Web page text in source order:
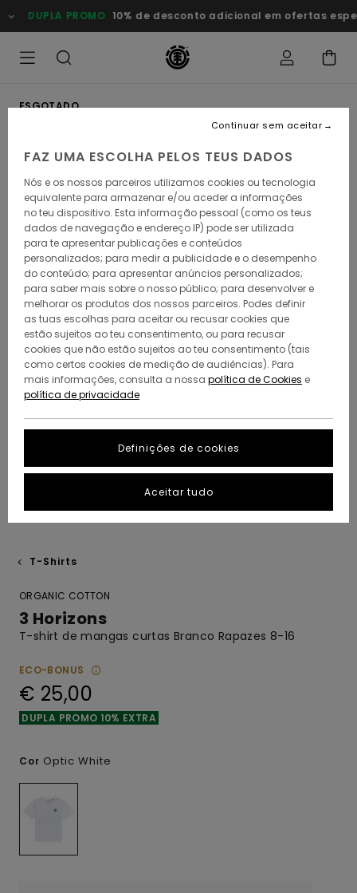
para
a
DUPLA PROMO 10% de desconto adicional em ofertas
ESGOTADO
T-Shirts
ORGANIC COTTON
3 Horizons
T-shirt de mangas curtas Branco Rapazes 8-16
ECO-BONUS
€ 25,00
DUPLA PROMO 10% EXTRA
Cor Optic White
FAZ UMA ESCOLHA PELOS TEUS DADOS
Nós e os nossos parceiros utilizamos cookies ou tecnologia
equivalente para armazenar e/ou aceder a informações
no teu dispositivo. Esta informação pessoal (como os teus
dados de navegação e endereço IP) pode ser utilizada
para te apresentar publicações e conteúdos
personalizados; para medir a publicidade e o desempenho
do conteúdo; para apresentar anúncios personalizados;
para saber mais sobre o nosso público; para desenvolver e
melhorar os produtos dos nossos parceiros. Podes definir
as tuas escolhas para aceitar ou recusar cookies que
estão sujeitos ao teu consentimento, ou para recusar
cookies que não estão sujeitos ao teu consentimento (tais
como certos cookies de medição de audiências). Para
mais informações, consulta a nossa política de Cookies e
política de privacidade
Definições de cookies
Continuar sem aceitar
Aceitar tudo